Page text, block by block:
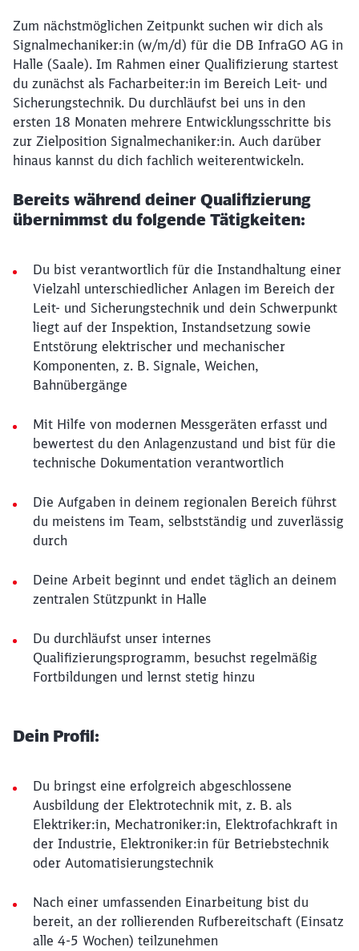
Zum nächstmöglichen Zeitpunkt suchen wir dich als
Signalmechaniker:in (w/m/d) für die DB InfraGO AG in
Halle (Saale). Im Rahmen einer Qualifizierung startest
du zunächst als Facharbeiter:in im Bereich Leit- und
Sicherungstechnik. Du durchläufst bei uns in den
ersten 18 Monaten mehrere Entwicklungsschritte bis
zur Zielposition Signalmechaniker:in. Auch darüber
hinaus kannst du dich fachlich weiterentwickeln.
Bereits während deiner Qualifizierung
übernimmst du folgende Tätigkeiten:
Du bist verantwortlich für die Instandhaltung einer
Vielzahl unterschiedlicher Anlagen im Bereich der
Leit- und Sicherungstechnik und dein Schwerpunkt
liegt auf der Inspektion, Instandsetzung sowie
Entstörung elektrischer und mechanischer
Komponenten, z. B. Signale, Weichen,
Bahnübergänge
Mit Hilfe von modernen Messgeräten erfasst und
bewertest du den Anlagenzustand und bist für die
technische Dokumentation verantwortlich
Die Aufgaben in deinem regionalen Bereich führst
du meistens im Team, selbstständig und zuverlässig
durch
Deine Arbeit beginnt und endet täglich an deinem
zentralen Stützpunkt in Halle
Du durchläufst unser internes
Qualifizierungsprogramm, besuchst regelmäßig
Fortbildungen und lernst stetig hinzu
Dein Profil:
Du bringst eine erfolgreich abgeschlossene
Ausbildung der Elektrotechnik mit, z. B. als
Elektriker:in, Mechatroniker:in, Elektrofachkraft in
der Industrie, Elektroniker:in für Betriebstechnik
oder Automatisierungstechnik
Nach einer umfassenden Einarbeitung bist du
bereit, an der rollierenden Rufbereitschaft (Einsatz
alle 4-5 Wochen) teilzunehmen